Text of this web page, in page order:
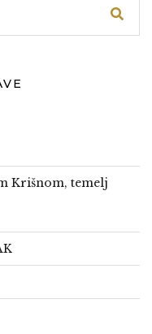
Krišnom, temelj